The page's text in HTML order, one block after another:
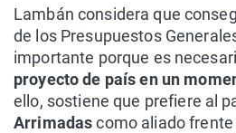
Lambán considera que
de los Presupuestos
importante porque es
proyecto de país en un
ello, sostiene que prefiere al
Arrimadascomo aliado frente